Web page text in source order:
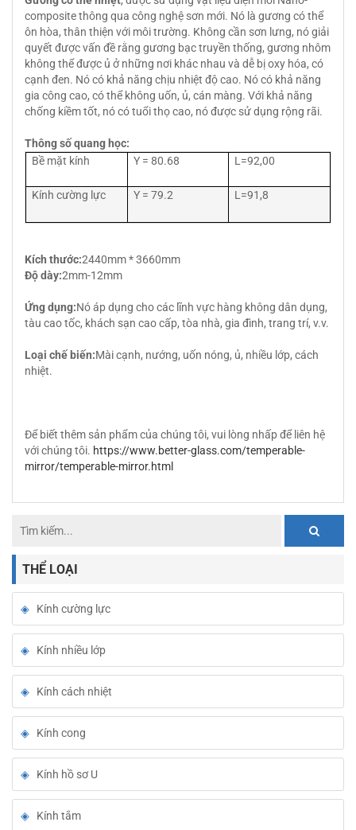
composite thông qua công nghệ sơn mới. Nó là gương có thể
ôn hòa, thân thiện với môi trường. Không cần sơn lưng, nó giải
quyết được vấn đề rằng gương bạc truyền thống, gương nhôm
không thể được ủ ở những nơi khác nhau và dễ bị oxy hóa, có
cạnh đen. Nó có khả năng chịu nhiệt độ cao. Nó có khả năng
gia công cao, có thể không uốn, ủ, cán màng. Với khả năng
chống kiềm tốt, nó có tuổi thọ cao, nó được sử dụng rộng rãi.
Thông số quang học:
Bề mặt kính
Y = 80.68 L=92,00
Kính cường lực Y = 79.2 L=91,8
Kích thước:2440mm * 3660mm
Độ dày:2mm-12mm
Ứng dụng:Nó áp dụng cho các lĩnh vực hàng không dân dụng,
tàu cao tốc, khách sạn cao cấp, tòa nhà, gia đình, trang trí, v.v.
Loại chế biến:Mài cạnh, nướng, uốn nóng, ủ, nhiều lớp, cách
nhiệt.
Để biết thêm sản phẩm của chúng tôi, vui lòng nhấp để liên hệ
với chúng tôi. https://www.better-glass.com/temperable-
mirror/temperable-mirror.html
THỂ LOẠI
Kính cường lực
Kính nhiều lớp
Kính cách nhiệt
Kính cong
Kính hồ sơ U
Kính tắm